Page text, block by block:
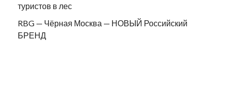
туристов в лес
RBG — Чёрная Москва — НОВЫЙ Российский
БРЕНД